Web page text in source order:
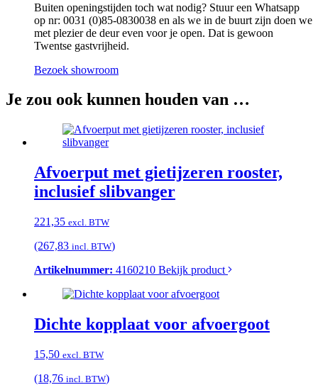
Buiten openingstijden toch wat nodig? Stuur een Whatsapp
op nr: 0031 (0)85-0830038 en als we in de buurt zijn doen we
met plezier de deur even voor je open. Dat is gewoon
Twentse gastvrijheid.
Bezoek showroom
Je zou ook kunnen houden van …
Afvoerput met gietijzeren rooster,
inclusief slibvanger
221,35 excl. BTW
(267,83 incl. BTW)
Artikelnummer: 4160210 Bekijk product
Dichte kopplaat voor afvoergoot
15,50 excl. BTW
(18,76 incl. BTW)